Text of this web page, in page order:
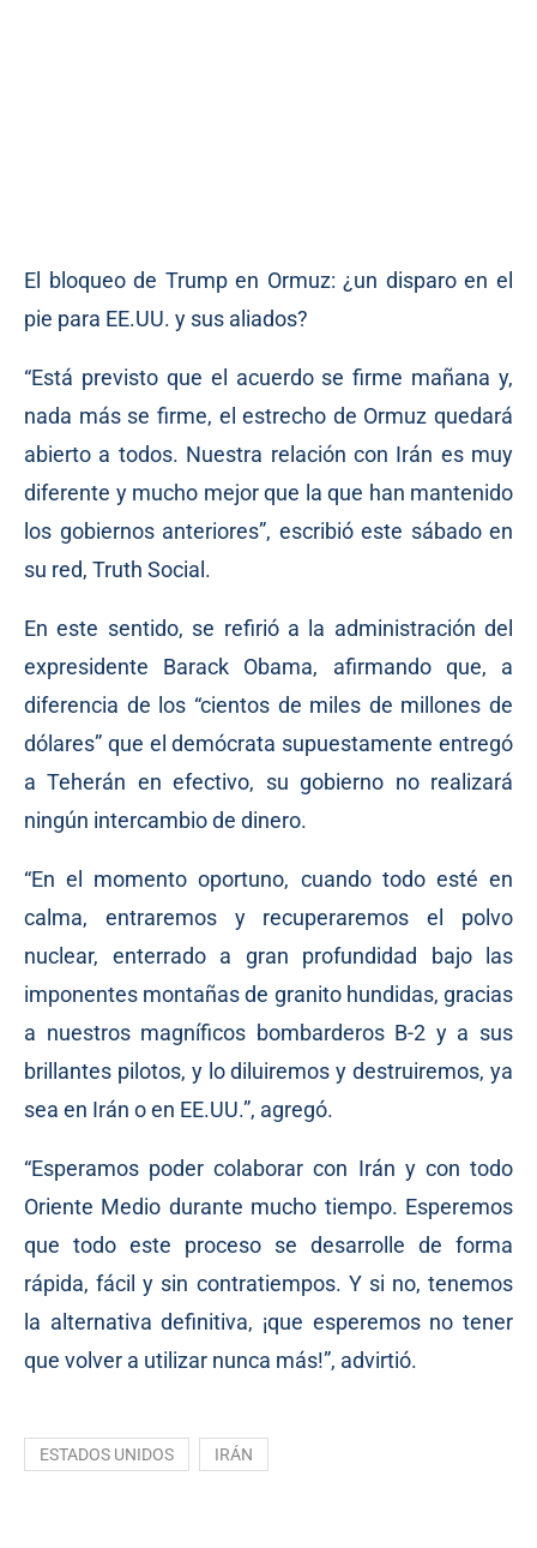
El bloqueo de Trump en Ormuz: ¿un disparo en el
pie para EE.UU. y sus aliados?
“Está previsto que el acuerdo se firme mañana y,
nada más se firme, el estrecho de Ormuz quedará
abierto a todos. Nuestra relación con Irán es muy
diferente y mucho mejor que la que han mantenido
los gobiernos anteriores”, escribió este sábado en
su red, Truth Social.
En este sentido, se refirió a la administración del
expresidente Barack Obama, afirmando que, a
diferencia de los “cientos de miles de millones de
dólares” que el demócrata supuestamente entregó
a Teherán en efectivo, su gobierno no realizará
ningún intercambio de dinero.
“En el momento oportuno, cuando todo esté en
calma, entraremos y recuperaremos el polvo
nuclear, enterrado a gran profundidad bajo las
imponentes montañas de granito hundidas, gracias
a nuestros magníficos bombarderos B-2 y a sus
brillantes pilotos, y lo diluiremos y destruiremos, ya
sea en Irán o en EE.UU.”, agregó.
“Esperamos poder colaborar con Irán y con todo
Oriente Medio durante mucho tiempo. Esperemos
que todo este proceso se desarrolle de forma
rápida, fácil y sin contratiempos. Y si no, tenemos
la alternativa definitiva, ¡que esperemos no tener
que volver a utilizar nunca más!”, advirtió.
ESTADOS UNIDOS IRÁN